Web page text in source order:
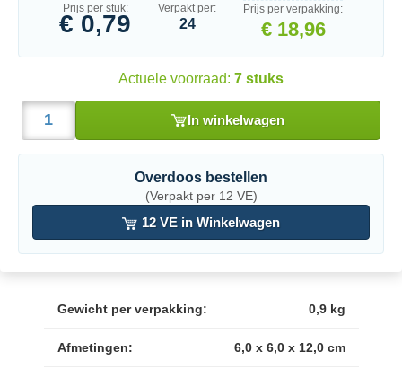
Prijs per stuk:
€ 0,79
Verpakt per:
24
Prijs per verpakking:
€ 18,96
Actuele voorraad: 7 stuks
In winkelwagen
Overdoos bestellen
(Verpakt per 12 VE)
12 VE in Winkelwagen
Gewicht per verpakking: 0,9 kg
Afmetingen: 6,0 x 6,0 x 12,0 cm